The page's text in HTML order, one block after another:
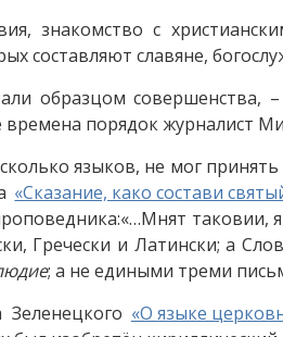
знакомство с
составляют славяне,
образцом
времена порядок журналист
языков, не мог
«Сказание, како состави
таковии,
Гречески и Латински; а
; а не едиными треми
Зеленецкого «О языке